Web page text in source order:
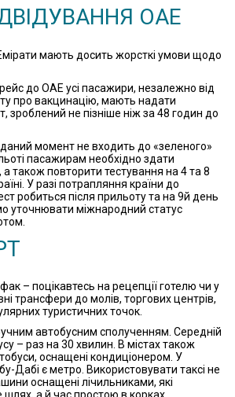
ОАЕ
мають досить жорсткі умови щодо
до ОАЕ усі пасажири, незалежно від
про вакцинацію, мають надати
зроблений не пізніше ніж за 48 годин до
даний момент не входить до «зеленого»
пасажирам необхідно здати
також повторити тестування на 4 та 8
У разі потрапляння країни до
робиться після прильоту та на 9й день
уточнювати міжнародний статус
– поцікавтесь на рецепції готелю чи у
трансфери до молів, торгових центрів,
туристичних точок.
автобусним сполученням. Середній
– раз на 30 хвилин. В містах також
оснащені кондиціонером. У
Дабі є метро. Використовувати таксі не
оснащені лічильниками, які